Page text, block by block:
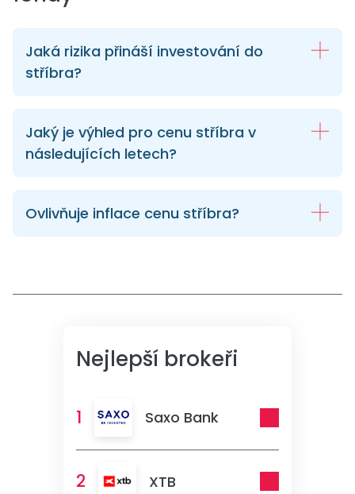
Jaká rizika přináší investování do
stříbra?
Jaký je výhled pro cenu stříbra v
následujících letech?
Ovlivňuje inflace cenu stříbra?
Nejlepší brokeři
1 Saxo Bank
2 XTB